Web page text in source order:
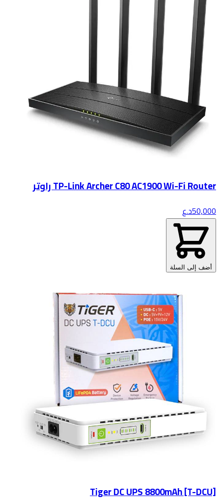
TP-Link Archer C80 AC1900 Wi-Fi Router راوتر
50,000د.ع
أضف إلى السلة
Tiger DC UPS 8800mAh [T-DCU]